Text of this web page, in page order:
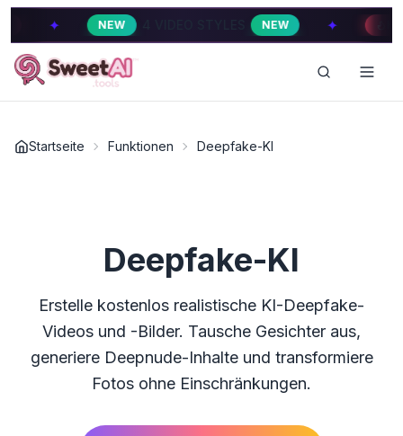
4 VIDEO STYLES HOT 4 VIDEO
Startseite Funktionen Deepfake-KI
Deepfake-KI
Erstelle kostenlos realistische KI-Deepfake-
Videos und -Bilder. Tausche Gesichter aus,
generiere Deepnude-Inhalte und transformiere
Fotos ohne Einschränkungen.